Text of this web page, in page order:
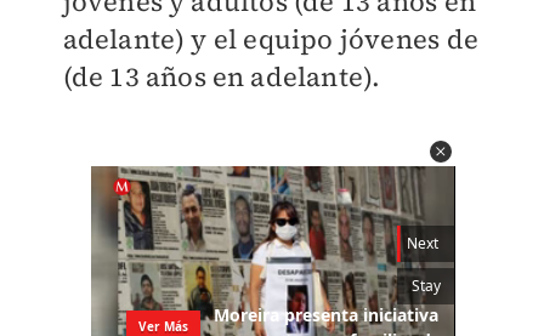
adelante) y el equipo jóvenes de
(de 13 años en adelante).